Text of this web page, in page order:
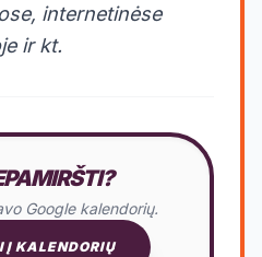
internetinėse
ir kt.
Google kalendorių.
Į KALENDORIŲ